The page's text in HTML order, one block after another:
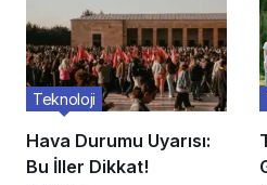
Hava Durumu Uyarısı:
Bu İller Dikkat!
Teknoloji